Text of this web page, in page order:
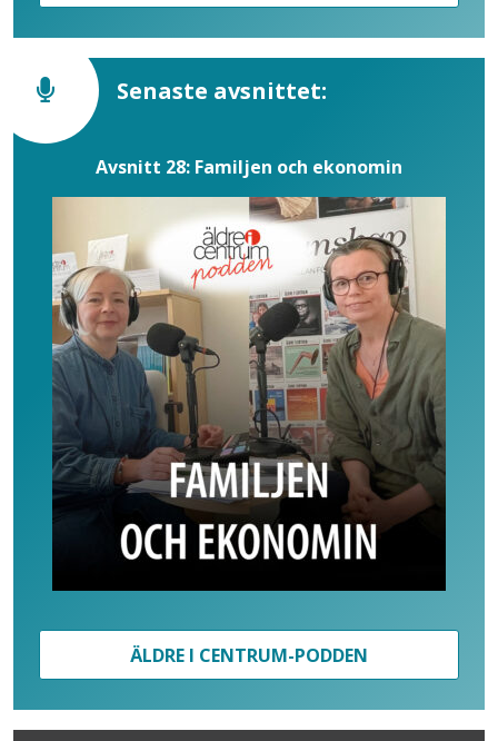
Senaste avsnittet:
Avsnitt 28: Familjen och ekonomin
ÄLDRE I CENTRUM-PODDEN